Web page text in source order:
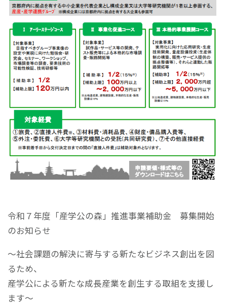
令和７年度「産学公の森」推進事業補助金 募集開始
のお知らせ
～社会課題の解決に寄与する新たなビジネス創出を図
るため、
産学公による新たな成長産業を創生する取組を支援し
ます～